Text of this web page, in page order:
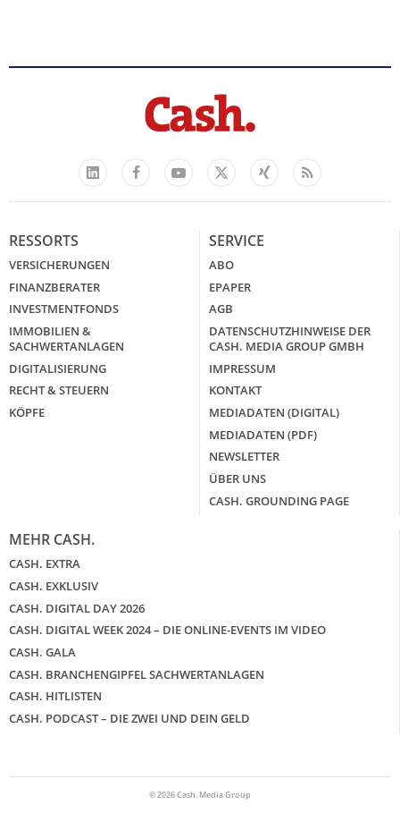
LinkedIn
FacebookYouTube
X
Xing Feed
RESSORTS
VERSICHERUNGEN
FINANZBERATER
INVESTMENTFONDS
IMMOBILIEN &
SACHWERTANLAGEN
DIGITALISIERUNG
RECHT & STEUERN
KÖPFE
SERVICE
ABO
EPAPER
AGB
DATENSCHUTZHINWEISE DER
CASH. MEDIA GROUP GMBH
IMPRESSUM
KONTAKT
MEDIADATEN (DIGITAL)
MEDIADATEN (PDF)
NEWSLETTER
ÜBER UNS
CASH. GROUNDING PAGE
MEHR CASH.
CASH. EXTRA
CASH. EXKLUSIV
CASH. DIGITAL DAY 2026
CASH. DIGITAL WEEK 2024 – DIE ONLINE-EVENTS IM VIDEO
CASH. GALA
CASH. BRANCHENGIPFEL SACHWERTANLAGEN
CASH. HITLISTEN
CASH. PODCAST – DIE ZWEI UND DEIN GELD
© 2026 Cash. Media Group